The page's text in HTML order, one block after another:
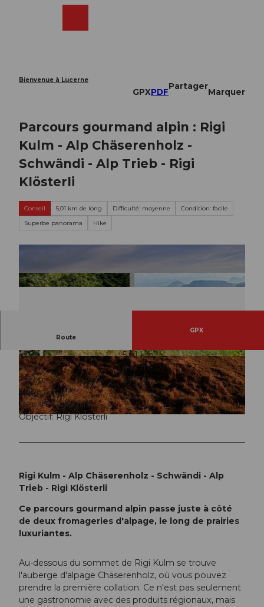
Bienvenue à Lucerne
GPXPDF
Partager
Marquer
Parcours gourmand alpin : Rigi
Kulm - Alp Chäserenholz -
Schwändi - Alp Trieb - Rigi
Klösterli
Conseil 5,01 km de long Difficulté: moyenne
Condition: facile
Superbe panorama
Hike
© RIGI BAHNEN AG, RIGI BAHNEN AG
© Rita Baggenstos, Schwyzer Wanderwege
© RALPH WELLING www.welling.ch, Gäste-Ser
vice Rigi
Route
GPX
1:35 h
5,01 km
97 m
442 m
1.311 m
1.753 m
442 m
Départ: Rigi Kulm
Objectif: Rigi Klösterli
Rigi Kulm - Alp Chäserenholz - Schwändi - Alp
Trieb - Rigi Klösterli
Ce parcours gourmand alpin passe juste à côté
de deux fromageries d'alpage, le long de prairies
luxuriantes.
Au-dessous du sommet de Rigi Kulm se trouve
l'auberge d'alpage Chäserenholz, où vous pouvez
prendre la première collation. Ce n'est pas seulement
une gastronomie avec des produits régionaux, mais